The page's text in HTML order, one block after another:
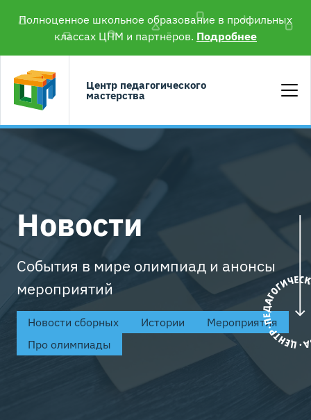
Полноценное школьное образование в профильных
классах ЦПМ и партнёров. Подробнее
Центр педагогического
мастерства
Новости
События в мире олимпиад и анонсы
мероприятий
Новости сборных Истории
Мероприятия
Про олимпиады